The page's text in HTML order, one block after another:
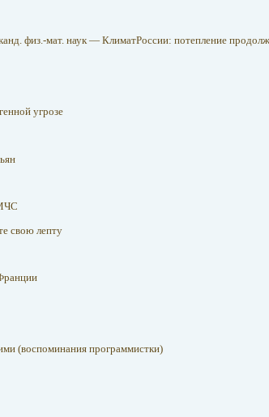
физ.-мат. наук — КлиматРоссии: потепление
угрозе
свою лепту
(воспоминания программистки)